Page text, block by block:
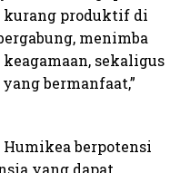
kurang produktif di
menimba
sekaligus
bermanfaat,”
berpotensi
yang dapat